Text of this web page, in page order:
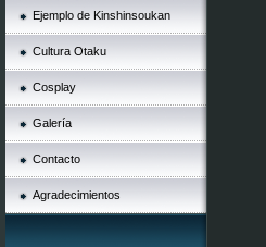
Ejemplo de Kinshinsoukan
Cultura Otaku
Cosplay
Galería
Contacto
Agradecimientos